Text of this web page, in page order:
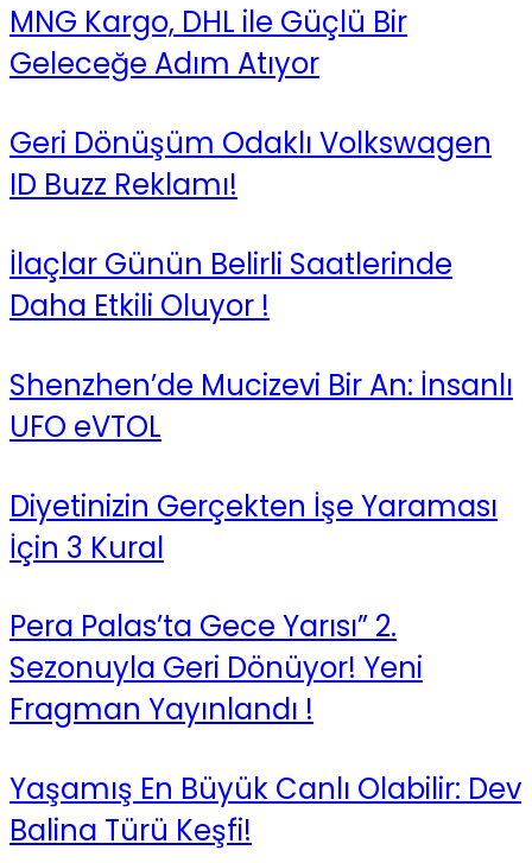
MNG Kargo, DHL ile Güçlü Bir
Geleceğe Adım Atıyor
Geri Dönüşüm Odaklı Volkswagen
ID Buzz Reklamı!
İlaçlar Günün Belirli Saatlerinde
Daha Etkili Oluyor !
Shenzhen’de Mucizevi Bir An: İnsanlı
UFO eVTOL
Diyetinizin Gerçekten İşe Yaraması
İçin 3 Kural
Pera Palas’ta Gece Yarısı” 2.
Sezonuyla Geri Dönüyor! Yeni
Fragman Yayınlandı !
Yaşamış En Büyük Canlı Olabilir: Dev
Balina Türü Keşfi!